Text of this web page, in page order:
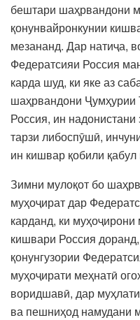
бештари шаҳрвандони
қонунвайронкунии
мезананд. Дар натиҷа,
Федератсияи Россия
карда шуд, ки яке аз
шаҳрвандони Ҷумҳурии
Россия, ин
тарзи либоспӯшӣ,
ин кишвар қобили
Зимни мулоқот бо
муҳоҷират дар
карданд, ки
кишвари Россия
қонунгузории
муҳоҷирати меҳнатӣ
воридшавӣ, дар
ва пешниҳод намудани